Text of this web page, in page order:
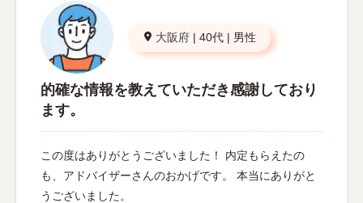
大阪府 | 40代 | 男性
的確な情報を教えていただき感謝しており
ます。
この度はありがとうございました！ 内定もらえたの
も、アドバイザーさんのおかげです。 本当にありがと
うございました。